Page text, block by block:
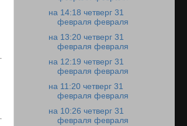
на 14:18 четверг 31
февраля февраля
на 13:20 четверг 31
февраля февраля
на 12:19 четверг 31
февраля февраля
на 11:20 четверг 31
февраля февраля
на 10:26 четверг 31
февраля февраля